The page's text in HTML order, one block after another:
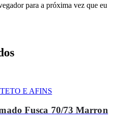
para a próxima vez que eu
E AFINS
Fusca 70/73 Marron